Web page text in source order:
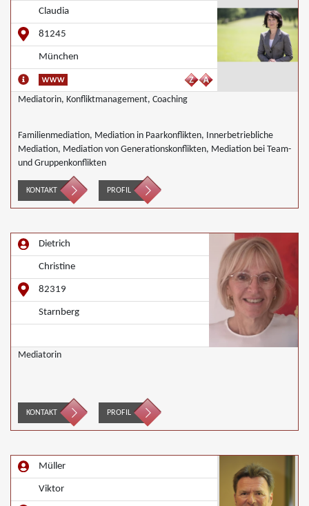
Claudia
81245
München
Mediatorin, Konfliktmanagement, Coaching
Familienmediation, Mediation in Paarkonflikten, Innerbetriebliche
Mediation, Mediation von Generationskonflikten, Mediation bei Team-
und Gruppenkonflikten
KONTAKT PROFIL
Dietrich
Christine
82319
Starnberg
Mediatorin
KONTAKT PROFIL
Müller
Viktor